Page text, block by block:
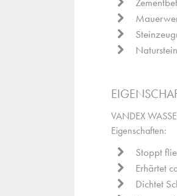
Naturstein
VANDEX
Eigenschaften:
Stoppt
Erhärtet
Dichtet